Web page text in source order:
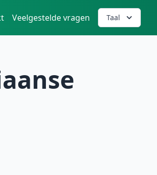
Veelgestelde vragen Taal